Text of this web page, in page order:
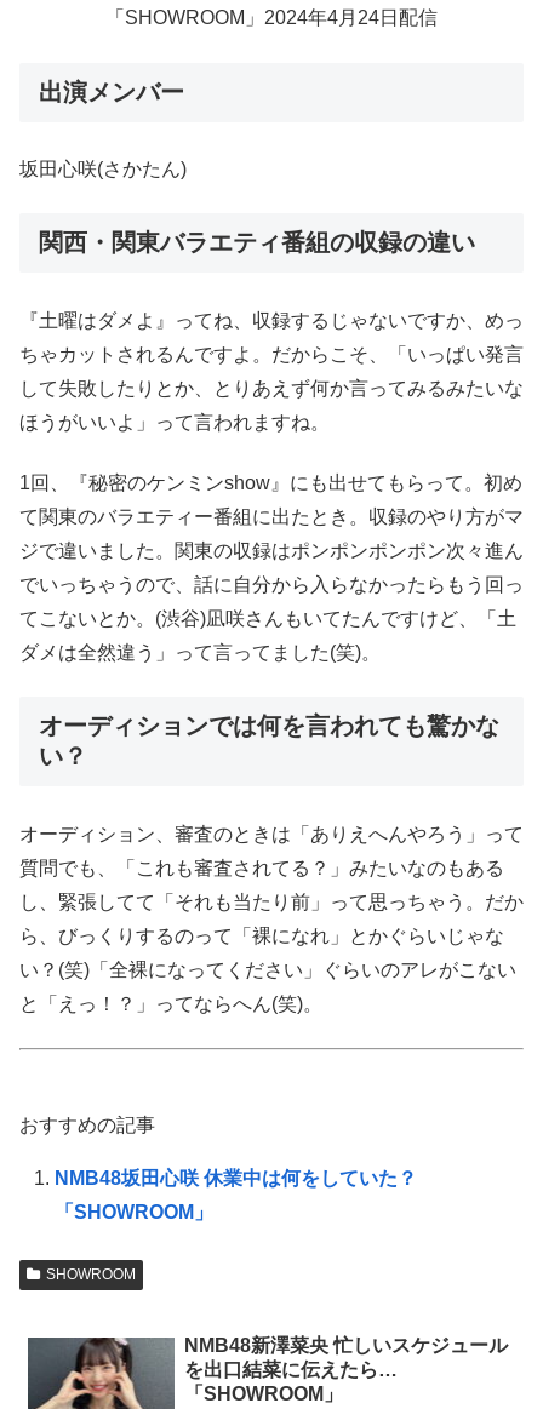
「SHOWROOM」2024年4月24日配信
出演メンバー
坂田心咲(さかたん)
関西・関東バラエティ番組の収録の違い
『土曜はダメよ』ってね、収録するじゃないですか、めっ
ちゃカットされるんですよ。だからこそ、「いっぱい発言
して失敗したりとか、とりあえず何か言ってみるみたいな
ほうがいいよ」って言われますね。
1回、『秘密のケンミンshow』にも出せてもらって。初め
て関東のバラエティー番組に出たとき。収録のやり方がマ
ジで違いました。関東の収録はポンポンポンポン次々進ん
でいっちゃうので、話に自分から入らなかったらもう回っ
てこないとか。(渋谷)凪咲さんもいてたんですけど、「土
ダメは全然違う」って言ってました(笑)。
オーディションでは何を言われても驚かな
い？
オーディション、審査のときは「ありえへんやろう」って
質問でも、「これも審査されてる？」みたいなのもある
し、緊張してて「それも当たり前」って思っちゃう。だか
ら、びっくりするのって「裸になれ」とかぐらいじゃな
い？(笑)「全裸になってください」ぐらいのアレがこない
と「えっ！？」ってならへん(笑)。
おすすめの記事
NMB48坂田心咲 休業中は何をしていた？
「SHOWROOM」
SHOWROOM
NMB48新澤菜央 忙しいスケジュール
を出口結菜に伝えたら…
「SHOWROOM」